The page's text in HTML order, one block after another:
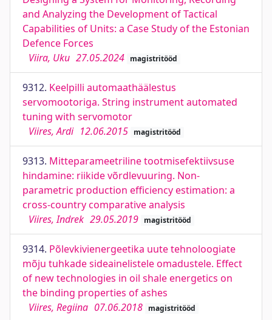
and Analyzing the Development of Tactical
Capabilities of Units: a Case Study of the Estonian
Defence Forces
Viira, Uku 27.05.2024 magistritööd
9312. Keelpilli automaathäälestus
servomootoriga. String instrument automated
tuning with servomotor
Viires, Ardi 12.06.2015 magistritööd
9313. Mitteparameetriline tootmisefektiivsuse
hindamine: riikide võrdlevuuring. Non-
parametric production efficiency estimation: a
cross-country comparative analysis
Viires, Indrek 29.05.2019 magistritööd
9314. Põlevkivienergeetika uute tehnoloogiate
mõju tuhkade sideainelistele omadustele. Effect
of new technologies in oil shale energetics on
the binding properties of ashes
Viires, Regiina 07.06.2018 magistritööd